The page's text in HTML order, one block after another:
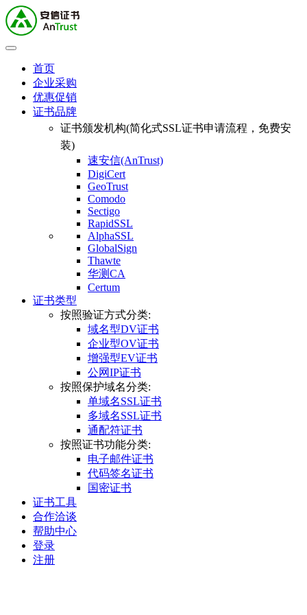
首页
企业采购
优惠促销
证书品牌
证书颁发机构(简化式SSL证书申请流程，免费安
装)
速安信(AnTrust)
DigiCert
GeoTrust
Comodo
Sectigo
RapidSSL
AlphaSSL
GlobalSign
Thawte
华测CA
Certum
证书类型
按照验证方式分类:
域名型DV证书
企业型OV证书
增强型EV证书
公网IP证书
按照保护域名分类:
单域名SSL证书
多域名SSL证书
通配符证书
按照证书功能分类:
电子邮件证书
代码签名证书
国密证书
证书工具
合作洽谈
帮助中心
登录
注册